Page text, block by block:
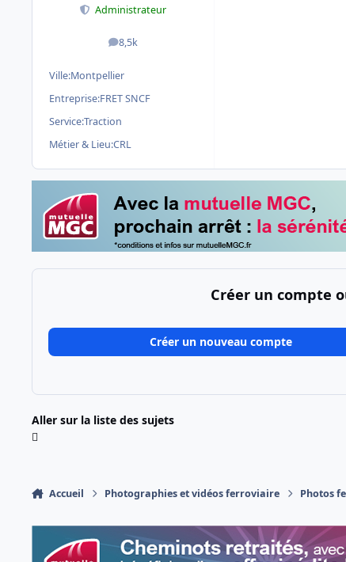
Administrateur
8,5k
messages
Ville:Montpellier
Entreprise:FRET SNCF
Service:Traction
Métier & Lieu:CRL
Créer un compte
Créer un nouveau compte
Aller sur la liste des sujets
Accueil Photographies et vidéos ferroviaire Photos